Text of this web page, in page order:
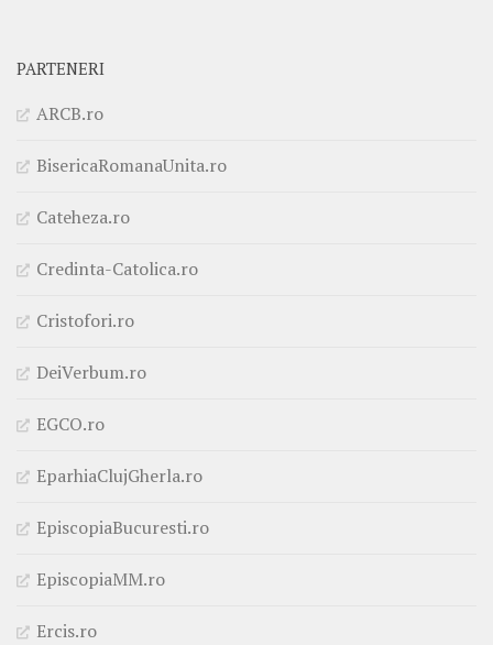
PARTENERI
ARCB.ro
BisericaRomanaUnita.ro
Cateheza.ro
Credinta-Catolica.ro
Cristofori.ro
DeiVerbum.ro
EGCO.ro
EparhiaClujGherla.ro
EpiscopiaBucuresti.ro
EpiscopiaMM.ro
Ercis.ro